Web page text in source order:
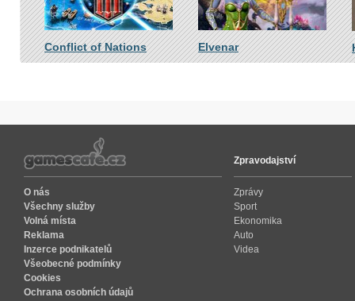
Conflict of Nations Elvenar
O nás
Všechny služby
Volná místa
Reklama
Inzerce podnikatelů
Všeobecné podmínky
Cookies
Ochrana osobních údajů
Zpravodajství
Zprávy
Sport
Ekonomika
Auto
Videa